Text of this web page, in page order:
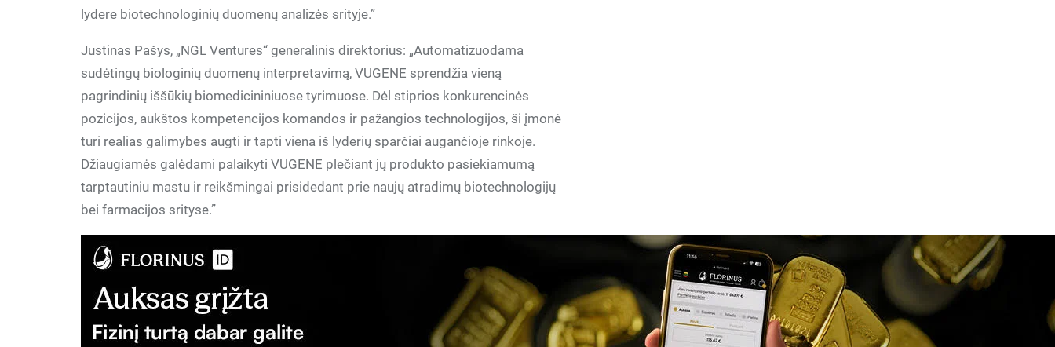
lydere biotechnologinių duomenų analizės srityje.”
Justinas Pašys, „NGL Ventures“ generalinis direktorius: „Automatizuodama
sudėtingų biologinių duomenų interpretavimą, VUGENE sprendžia vieną
pagrindinių iššūkių biomedicininiuose tyrimuose. Dėl stiprios konkurencinės
pozicijos, aukštos kompetencijos komandos ir pažangios technologijos, ši įmonė
turi realias galimybes augti ir tapti viena iš lyderių sparčiai augančioje rinkoje.
Džiaugiamės galėdami palaikyti VUGENE plečiant jų produkto pasiekiamumą
tarptautiniu mastu ir reikšmingai prisidedant prie naujų atradimų biotechnologijų
bei farmacijos srityse.”